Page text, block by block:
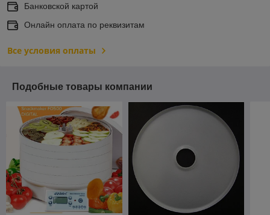
Банковской картой
Онлайн оплата по реквизитам
Все условия оплаты
Подобные товары компании